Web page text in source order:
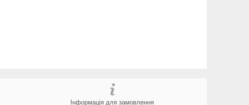
Інформація для замовлення